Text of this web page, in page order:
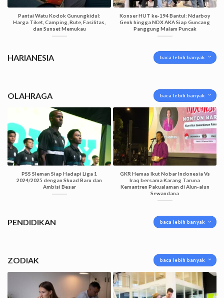
Pantai Watu Kodok Gunungkidul:
Harga Tiket, Camping, Rute, Fasilitas,
dan Sunset Memukau
Konser HUT ke-194 Bantul: Ndarboy
Genk hingga NDX AKA Siap Guncang
Panggung Malam Puncak
HARIANESIA baca lebih banyak
OLAHRAGA baca lebih banyak
PSS Sleman Siap Hadapi Liga 1
2024/2025 dengan Skuad Baru dan
Ambisi Besar
GKR Hemas Ikut Nobar Indonesia Vs
Iraq bersama Karang Taruna
Kemantren Pakualaman di Alun-alun
Sewandana
PENDIDIKAN baca lebih banyak
ZODIAK baca lebih banyak